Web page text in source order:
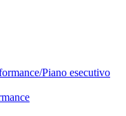
Piano esecutivo